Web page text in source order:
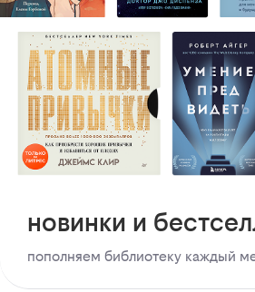
новинки и
пополняем библиотеку каждый